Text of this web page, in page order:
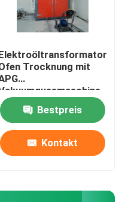
Trocknung mit
Bestpreis
Kontakt